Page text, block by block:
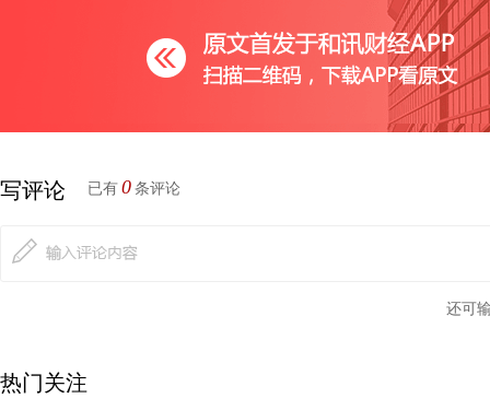
写评论 已有 0 条评论
还可
热门关注